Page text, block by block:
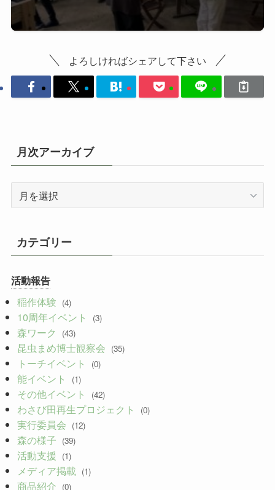
よろしければシェアして下さい
月次アーカイブ
次
カ
ブ
カテゴリー
活動報告
稲作体験 (4)
10周年イベント (3)
森ワーク (43)
昆虫まめ博士観察会 (35)
トーチイベント (0)
能イベント (1)
その他イベント (42)
わさび田再生プロジェクト (0)
実行委員会 (12)
森の様子 (39)
活動支援 (1)
メディア掲載 (1)
商品紹介 (0)